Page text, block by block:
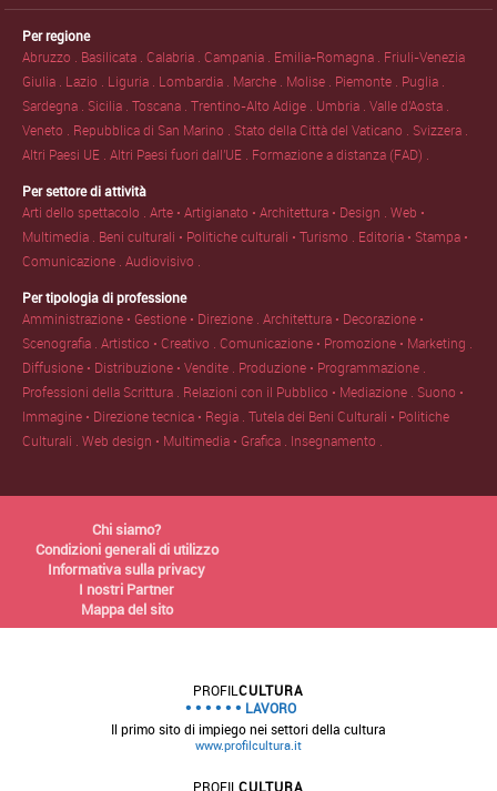
Per regione
Abruzzo . Basilicata .Calabria .Campania . Emilia-Romagna . Friuli-Venezia
Giulia . Lazio . Liguria . Lombardia . Marche . Molise . Piemonte . Puglia .
Sardegna . Sicilia .Toscana .Trentino-Alto Adige . Umbria .Valle d'Aosta .
Veneto . Repubblica di San Marino . Stato della Città del Vaticano . Svizzera .
Altri Paesi UE .Altri Paesi fuori dall'UE . Formazione a distanza (FAD) .
Per settore di attività
Arti dello spettacolo .Arte • Artigianato • Architettura • Design .Web •
Multimedia . Beni culturali • Politiche culturali • Turismo . Editoria • Stampa •
Comunicazione .Audiovisivo .
Per tipologia di professione
Amministrazione • Gestione • Direzione .Architettura • Decorazione •
Scenografia .Artistico • Creativo .Comunicazione • Promozione • Marketing .
Diffusione • Distribuzione • Vendite . Produzione • Programmazione .
Professioni della Scrittura . Relazioni con il Pubblico • Mediazione . Suono •
Immagine • Direzione tecnica • Regia .Tutela dei Beni Culturali • Politiche
Culturali .Web design • Multimedia • Grafica . Insegnamento .
Chi siamo?
Condizioni generali di utilizzo
Informativa sulla privacy
I nostri Partner
Mappa del sito
PROFIL CULTURA
LAVORO
Il primo sito di impiego nei settori della cultura
www.profilcultura.it
PROFIL CULTURA